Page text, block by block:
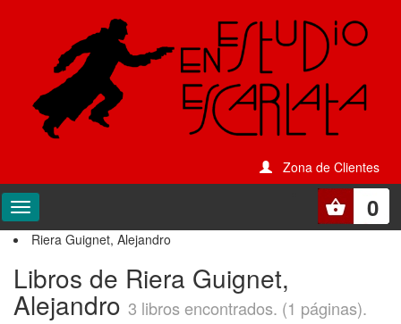
Zona de Clientes
0
Riera Guignet, Alejandro
Libros de Riera Guignet,
Alejandro 3 libros encontrados. (1 páginas).